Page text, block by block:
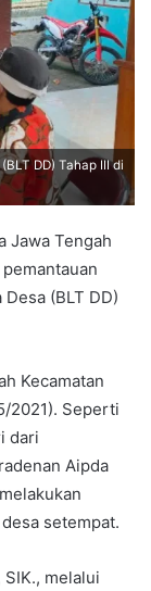
DD) Tahap III di
Jawa Tengah
(BLT DD)
Kecamatan
2021). Seperti
dari
Aipda
setempat.
SIK., melalui